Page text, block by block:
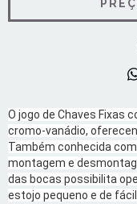
O jogo de Chaves Fixas
cromo-vanádio,
Também conhecida
montagem e
das bocas possibilita
estojo pequeno e de